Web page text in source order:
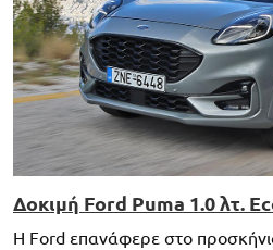
Δοκιμή Ford Puma 1.0 λτ.
Η Ford επανάφερε στο